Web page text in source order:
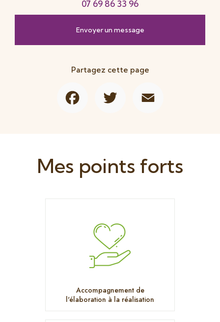
07 69 86 33 96
Envoyer un message
Partagez cette page
Mes points forts
Accompagnement de
l'élaboration à la réalisation